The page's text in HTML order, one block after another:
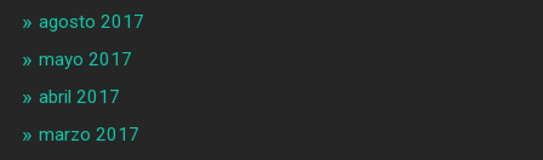
agosto 2017
mayo 2017
abril 2017
marzo 2017